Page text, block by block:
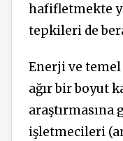
hafifletmekte
tepkileri de
Enerji ve
ağır bir boyut
araştırmasına
işletmecileri